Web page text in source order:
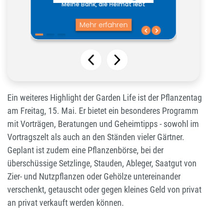
Ein weiteres Highlight der Garden Life ist der Pflanzentag
am Freitag, 15. Mai. Er bietet ein besonderes Programm
mit Vorträgen, Beratungen und Geheimtipps - sowohl im
Vortragszelt als auch an den Ständen vieler Gärtner.
Geplant ist zudem eine Pflanzenbörse, bei der
überschüssige Setzlinge, Stauden, Ableger, Saatgut von
Zier- und Nutzpflanzen oder Gehölze untereinander
verschenkt, getauscht oder gegen kleines Geld von privat
an privat verkauft werden können.